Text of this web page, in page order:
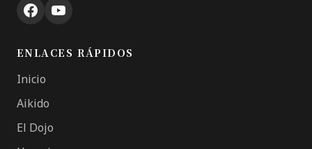
ENLACES RÁPIDOS
Inicio
Aikido
El Dojo